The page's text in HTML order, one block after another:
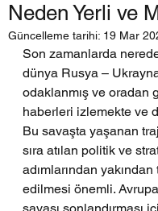
Neden Yerli ve
Güncelleme tarihi: 19 Mar
Son zamanlarda
dünya Rusya –
odaklanmış ve oradan
haberleri izlemekte ve
Bu savaşta yaşanan
sıra atılan politik ve
adımlarından
edilmesi önemli.